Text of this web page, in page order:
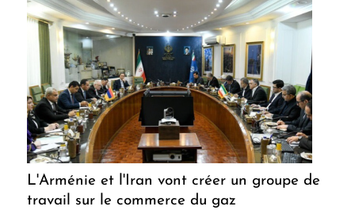
L'Arménie et l'Iran vont créer un groupe de
travail sur le commerce du gaz